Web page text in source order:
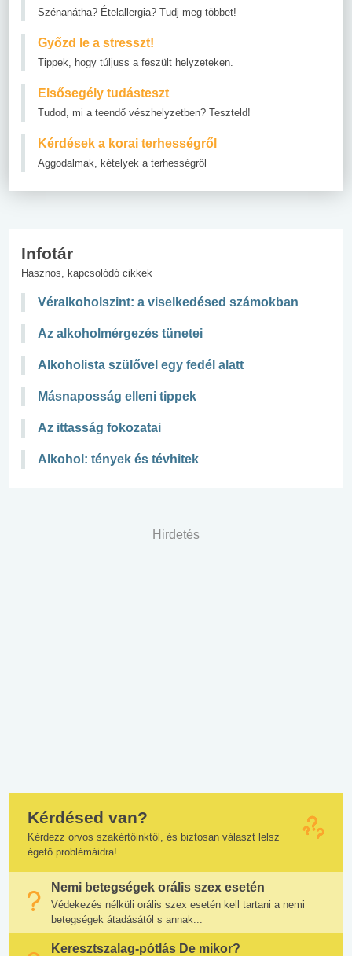
Szénanátha? Ételallergia? Tudj meg többet!
Győzd le a stresszt!
Tippek, hogy túljuss a feszült helyzeteken.
Elsősegély tudásteszt
Tudod, mi a teendő vészhelyzetben? Teszteld!
Kérdések a korai terhességről
Aggodalmak, kételyek a terhességről
Infotár
Hasznos, kapcsolódó cikkek
Véralkoholszint: a viselkedésed számokban
Az alkoholmérgezés tünetei
Alkoholista szülővel egy fedél alatt
Másnaposság elleni tippek
Az ittasság fokozatai
Alkohol: tények és tévhitek
Hirdetés
Kérdésed van?
Kérdezz orvos szakértőinktől, és biztosan választ lelsz
égető problémáidra!
Nemi betegségek orális szex esetén
Védekezés nélküli orális szex esetén kell tartani a nemi
betegségek átadásától s annak...
Keresztszalag-pótlás De mikor?